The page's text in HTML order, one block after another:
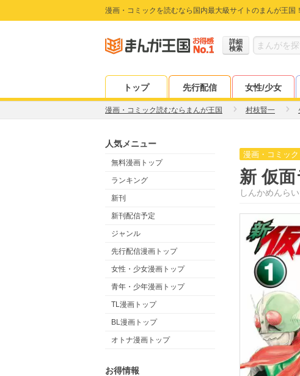
漫画・コミックを読むなら国内最大級サイトのまんが王国！
詳細
検索
トップ 先行配信 女性/少女
漫画・コミック読むならまんが王国 村枝賢一
人気メニュー
無料漫画トップ
ランキング
新刊
新刊配信予定
ジャンル
先行配信漫画トップ
女性・少女漫画トップ
青年・少年漫画トップ
TL漫画トップ
BL漫画トップ
オトナ漫画トップ
お得情報
漫画・コミック
新 仮
しんかめんら